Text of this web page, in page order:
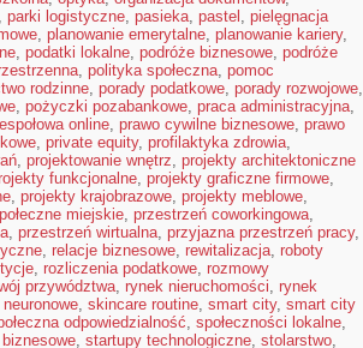
, parki logistyczne, pasieka, pastel , pielęgnacja
, planowanie emerytalne, planowanie kariery,
, podatki lokalne, podróże biznesowe, podróże
, polityka społeczna, pomoc
rodzinne, porady podatkowe, porady rozwojowe,
, pożyczki pozabankowe, praca administracyjna,
online, prawo cywilne biznesowe, prawo
, private equity, profilaktyka zdrowia,
, projektowanie wnętrz, projekty architektoniczne
funkcjonalne, projekty graficzne firmowe,
, projekty krajobrazowe, projekty meblowe,
miejskie, przestrzeń coworkingowa,
, przestrzeń wirtualna, przyjazna przestrzeń pracy,
, relacje biznesowe, rewitalizacja, roboty
, rozliczenia podatkowe, rozmowy
przywództwa, rynek nieruchomości, rynek
, skincare routine, smart city, smart city
odpowiedzialność, społeczności lokalne,
, startupy technologiczne, stolarstwo,